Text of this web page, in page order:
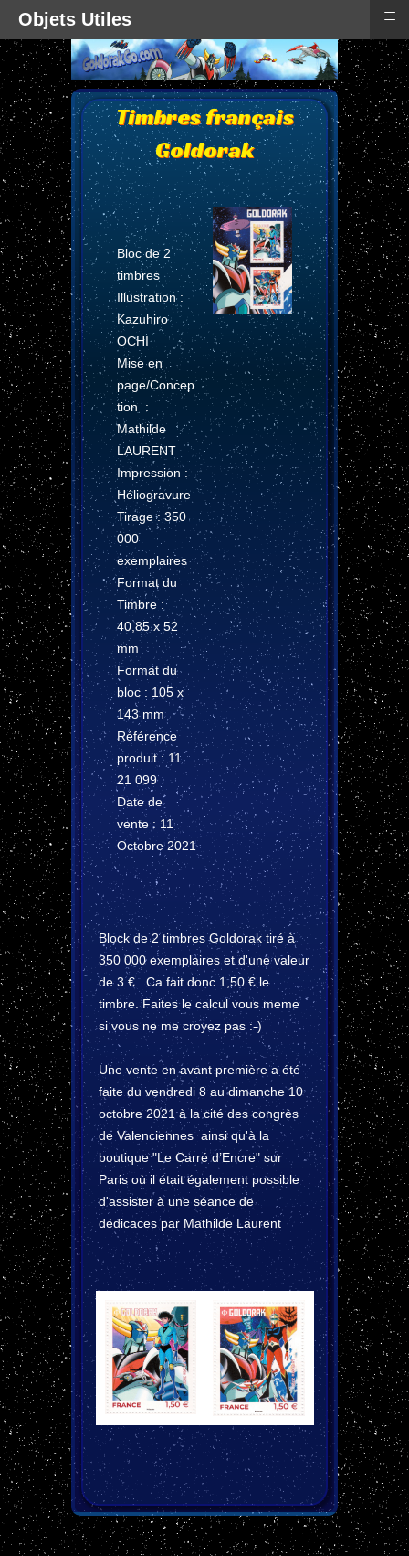
Timbres français
Goldorak
Bloc de 2
timbres
Illustration :
Kazuhiro
OCHI
Mise en
page/Concep
tion :
Mathilde
LAURENT
Impression :
Héliogravure
Tirage :350
000
exemplaires
Format du
Timbre :
40,85 x 52
mm
Format du
bloc : 105 x
143 mm
Référence
produit : 11
21 099
Date de
vente : 11
Octobre 2021
Block de 2 timbres Goldorak tiré à
350 000 exemplaires et d'une valeur
de 3 € . Ca fait donc 1,50 € le
timbre. Faites le calcul vous meme
si vous ne me croyez pas :-)
Une vente en avant première a été
faite du vendredi 8 au dimanche 10
octobre 2021 à la cité des congrès
de Valenciennes ainsi qu'à la
boutique "Le Carré d’Encre" sur
Paris où il était également possible
d'assister à une séance de
dédicaces par Mathilde Laurent
Objets Utiles ≡